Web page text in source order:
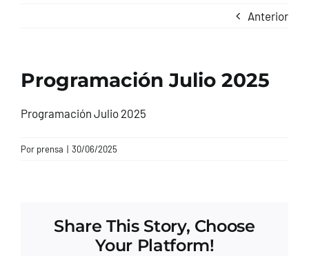
Anterior
Programación Julio 2025
Programación Julio 2025
Por prensa | 30/06/2025
Share This Story, Choose
Your Platform!